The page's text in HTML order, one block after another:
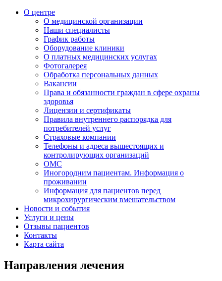
О центре
О медицинской организации
Наши специалисты
График работы
Оборудование клиники
О платных медицинских услугах
Фотогалерея
Обработка персональных данных
Вакансии
Права и обязанности граждан в сфере охраны
здоровья
Лицензии и сертификаты
Правила внутреннего распорядка для
потребителей услуг
Страховые компании
Телефоны и адреса вышестоящих и
контролирующих организаций
ОМС
Иногородним пациентам. Информация о
проживании
Информация для пациентов перед
микрохирургическим вмешательством
Новости и события
Услуги и цены
Отзывы пациентов
Контакты
Карта сайта
Направления лечения